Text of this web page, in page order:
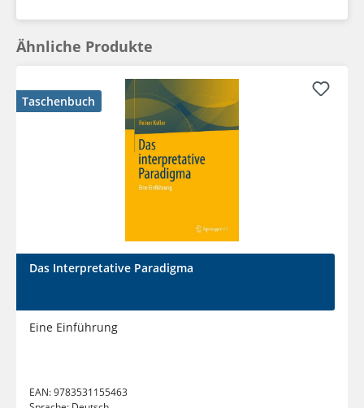
Ähnliche Produkte
Taschenbuch
Das Interpretative Paradigma
Eine Einführung
EAN:9783531155463